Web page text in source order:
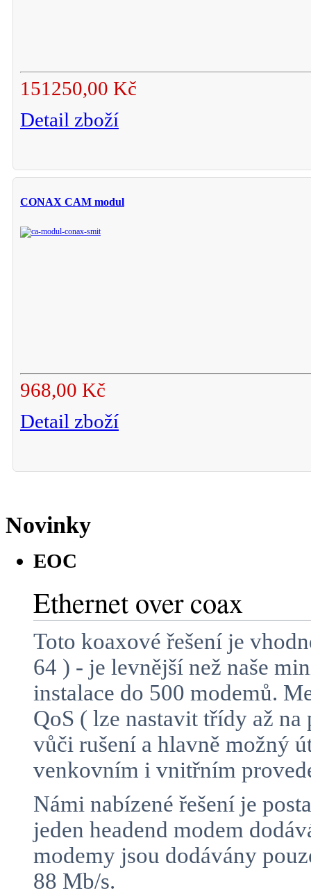
151250,00 Kč
Detail zboží
CONAX CAM modul
968,00 Kč
Detail zboží
Novinky
EOC
Ethernet over coax
Toto koaxové řešení je
64 ) - je levnější než naše
instalace do 500 modemů.
QoS ( lze nastavit třídy až
vůči rušení a hlavně možný
venkovním i vnitřním
Námi nabízené řešení je
jeden headend modem
modemy jsou dodávány
88 Mb/s.